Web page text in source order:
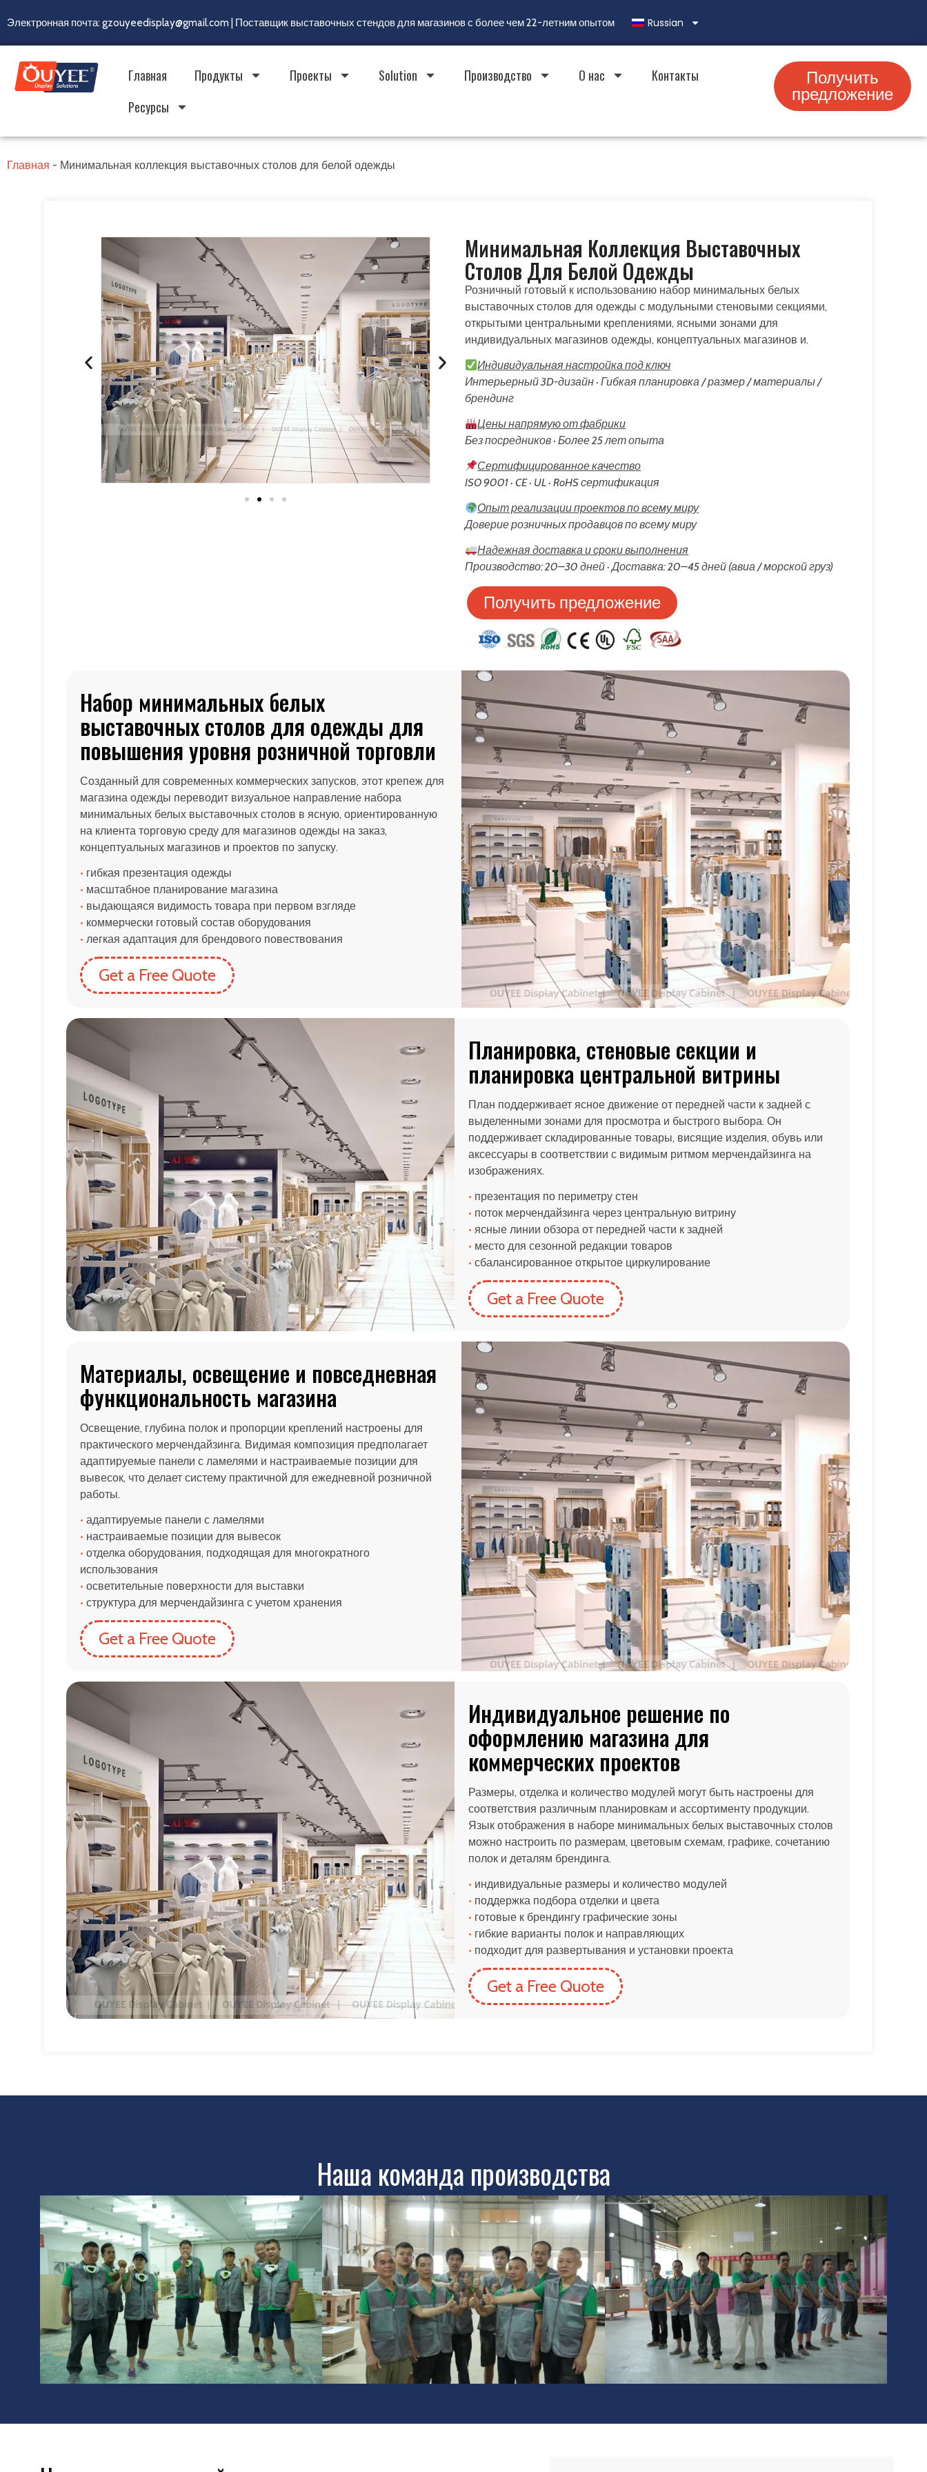
Электронная почта: gzouyeedisplay@gmail.com | Поставщик выставочных стендов для магазинов с более чем 22-летним опытом Russian
Главная Продукты Проекты Solution Производство О нас
Контакты
Ресурсы
Получить
предложение
Главная - Минимальная коллекция выставочных столов для белой одежды
Минимальная Коллекция Выставочных
Столов Для Белой Одежды
Розничный готовый к использованию набор минимальных белых
выставочных столов для одежды с модульными стеновыми секциями,
открытыми центральными креплениями, ясными зонами для
индивидуальных магазинов одежды, концептуальных магазинов и.
Индивидуальная настройка под ключ
Интерьерный 3D-дизайн · Гибкая планировка / размер / материалы /
брендинг
Цены напрямую от фабрики
Без посредников · Более 25 лет опыта
Сертифицированное качество
ISO 9001 · CE · UL · RoHS сертификация
Опыт реализации проектов по всему миру
Доверие розничных продавцов по всему миру
Надежная доставка и сроки выполнения
Производство: 20–30 дней · Доставка: 20–45 дней (авиа / морской груз)
Получить предложение
Набор минимальных белых
выставочных столов для одежды для
повышения уровня розничной торговли
Созданный для современных коммерческих запусков, этот крепеж для
магазина одежды переводит визуальное направление набора
минимальных белых выставочных столов в ясную, ориентированную
на клиента торговую среду для магазинов одежды на заказ,
концептуальных магазинов и проектов по запуску.
• гибкая презентация одежды
• масштабное планирование магазина
• выдающаяся видимость товара при первом взгляде
• коммерчески готовый состав оборудования
• легкая адаптация для брендового повествования
Get a Free Quote
Планировка, стеновые секции и
планировка центральной витрины
План поддерживает ясное движение от передней части к задней с
выделенными зонами для просмотра и быстрого выбора. Он
поддерживает складированные товары, висящие изделия, обувь или
аксессуары в соответствии с видимым ритмом мерчендайзинга на
изображениях.
• презентация по периметру стен
• поток мерчендайзинга через центральную витрину
• ясные линии обзора от передней части к задней
• место для сезонной редакции товаров
• сбалансированное открытое циркулирование
Get a Free Quote
Материалы, освещение и повседневная
функциональность магазина
Освещение, глубина полок и пропорции креплений настроены для
практического мерчендайзинга. Видимая композиция предполагает
адаптируемые панели с ламелями и настраиваемые позиции для
вывесок, что делает систему практичной для ежедневной розничной
работы.
• адаптируемые панели с ламелями
• настраиваемые позиции для вывесок
• отделка оборудования, подходящая для многократного
использования
• осветительные поверхности для выставки
• структура для мерчендайзинга с учетом хранения
Get a Free Quote
Индивидуальное решение по
оформлению магазина для
коммерческих проектов
Размеры, отделка и количество модулей могут быть настроены для
соответствия различным планировкам и ассортименту продукции.
Язык отображения в наборе минимальных белых выставочных столов
можно настроить по размерам, цветовым схемам, графике, сочетанию
полок и деталям брендинга.
• индивидуальные размеры и количество модулей
• поддержка подбора отделки и цвета
• готовые к брендингу графические зоны
• гибкие варианты полок и направляющих
• подходит для развертывания и установки проекта
Get a Free Quote
Наша команда производства